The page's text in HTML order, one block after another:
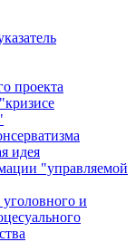
проекта
идея
"управляемой
и